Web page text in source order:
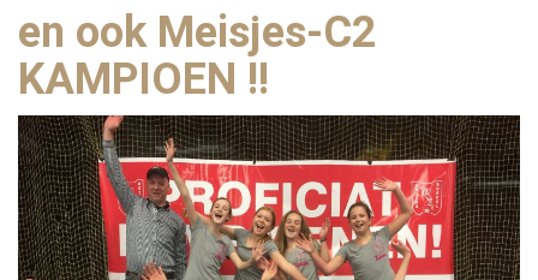
en ook Meisjes-C2
KAMPIOEN !!